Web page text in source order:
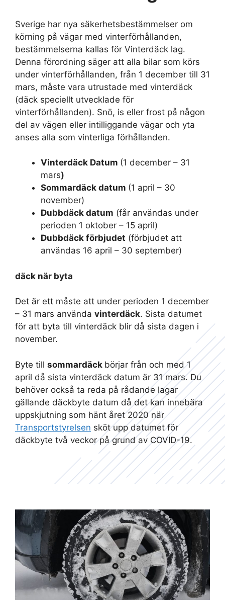
Sverige har nya säkerhetsbestämmelser om
körning på vägar med vinterförhållanden,
bestämmelserna kallas för Vinterdäck lag.
Denna förordning säger att alla bilar som körs
under vinterförhållanden, från 1 december till 31
mars, måste vara utrustade med vinterdäck
(däck speciellt utvecklade för
vinterförhållanden). Snö, is eller frost på någon
del av vägen eller intilliggande vägar och yta
anses alla som vinterliga förhållanden.
Vinterdäck Datum (1 december – 31
mars)
Sommardäck datum (1 april – 30
november)
Dubbdäck datum (får användas under
perioden 1 oktober – 15 april)
Dubbdäck förbjudet (förbjudet att
användas 16 april – 30 september)
däck när byta
Det är ett måste att under perioden 1 december
– 31 mars använda vinterdäck. Sista datumet
för att byta till vinterdäck blir då sista dagen i
november.
Byte till sommardäck börjar från och med 1
april då sista vinterdäck datum är 31 mars. Du
behöver också ta reda på rådande lagar
gällande däckbyte datum då det kan innebära
uppskjutning som hänt året 2020 när
Transportstyrelsen sköt upp datumet för
däckbyte två veckor på grund av COVID-19.